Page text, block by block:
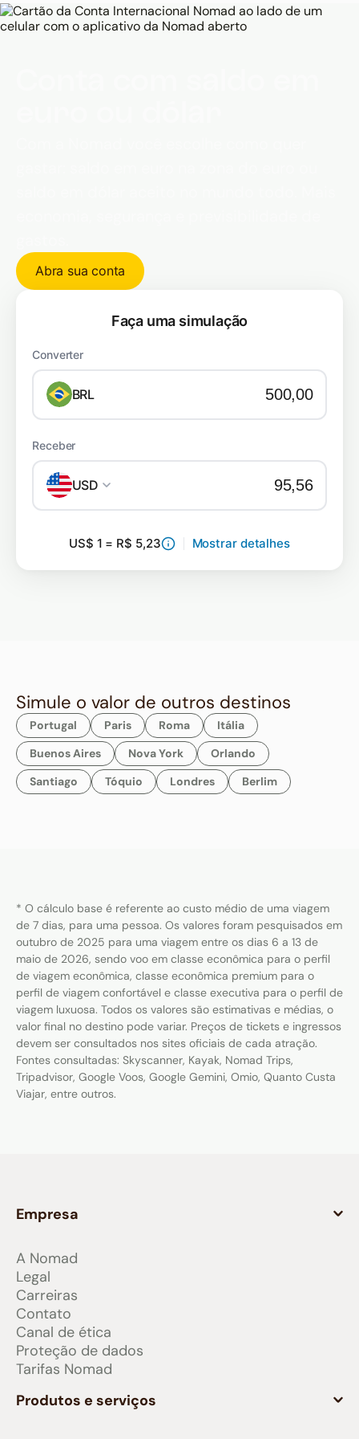
986 na viagem confortável e até R$ 3.190 na
viagem de luxo.
Abra sua conta
Faça uma simulação
Converter
BRL
Receber
USD
US$ 1 = R$ 5,23 Mostrar detalhes
Simule o valor de outros destinos
Portugal Paris Roma
Itália
Buenos Aires
Nova York
Orlando
Santiago
Tóquio Londres Berlim
* O cálculo base é referente ao custo médio de uma viagem
de 7 dias, para uma pessoa. Os valores foram pesquisados em
outubro de 2025 para uma viagem entre os dias 6 a 13 de
maio de 2026, sendo voo em classe econômica para o perfil
de viagem econômica, classe econômica premium para o
perfil de viagem confortável e classe executiva para o perfil de
viagem luxuosa. Todos os valores são estimativas e médias, o
valor final no destino pode variar. Preços de tickets e ingressos
devem ser consultados nos sites oficiais de cada atração.
Fontes consultadas: Skyscanner, Kayak, Nomad Trips,
Tripadvisor, Google Voos, Google Gemini, Omio, Quanto Custa
Viajar, entre outros.
Empresa
A Nomad
Legal
Carreiras
Contato
Canal de ética
Proteção de dados
Tarifas Nomad
Produtos e serviços